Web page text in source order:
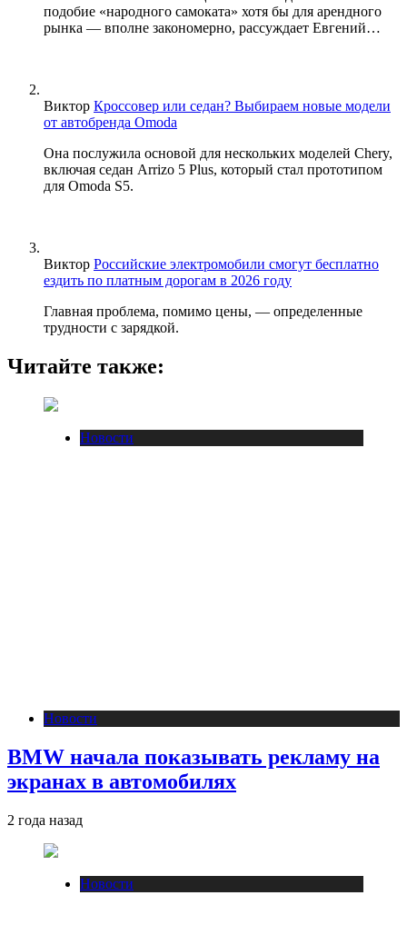
подобие «народного самоката» хотя бы для арендного
рынка — вполне закономерно, рассуждает Евгений…
Виктор Кроссовер или седан? Выбираем новые модели
от автобренда Omoda
Она послужила основой для нескольких моделей Chery,
включая седан Arrizo 5 Plus, который стал прототипом
для Omoda S5.
Виктор Российские электромобили смогут бесплатно
ездить по платным дорогам в 2026 году
Главная проблема, помимо цены, — определенные
трудности с зарядкой.
Читайте также:
Новости
Новости
BMW начала показывать рекламу на
экранах в автомобилях
2 года назад
Новости